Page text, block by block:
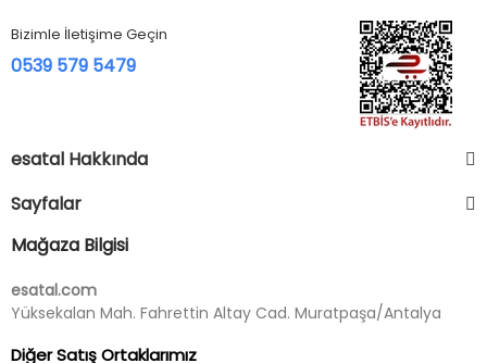
Bizimle İletişime Geçin
0539 579 5479
esatal Hakkında
Sayfalar
Mağaza Bilgisi
esatal.com
Yüksekalan Mah. Fahrettin Altay Cad. Muratpaşa/Antalya
Diğer Satış Ortaklarımız